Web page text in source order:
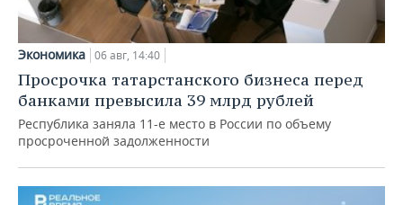
Экономика 06 авг, 14:40
Просрочка татарстанского бизнеса перед
банками превысила 39 млрд рублей
Республика заняла 11-е место в России по объему
просроченной задолженности